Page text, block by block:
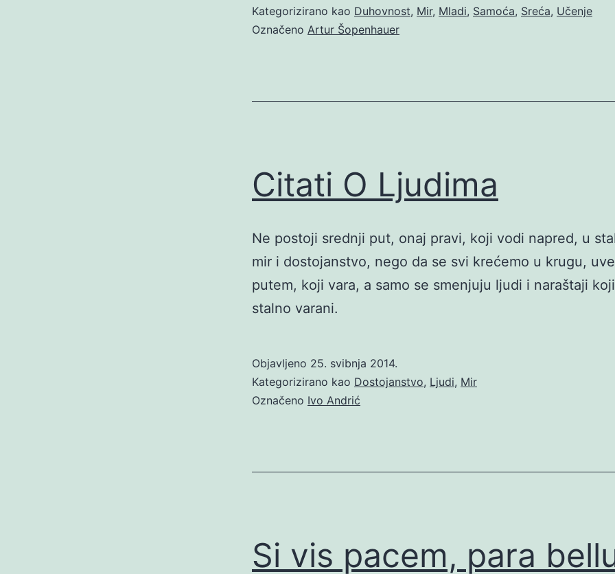
Kategorizirano kao Duhovnost, Mir, Mladi, Samoća, Sreća, Učenje
Označeno Artur Šopenhauer
Citati O Ljudima
Ne postoji srednji put, onaj pravi, koji vodi napred, u
mir i dostojanstvo, nego da se svi krećemo u krugu,
putem, koji vara, a samo se smenjuju ljudi i naraštaji
stalno varani.
Objavljeno 25. svibnja 2014.
Kategorizirano kao Dostojanstvo, Ljudi, Mir
Označeno Ivo Andrić
Si vis pacem, para